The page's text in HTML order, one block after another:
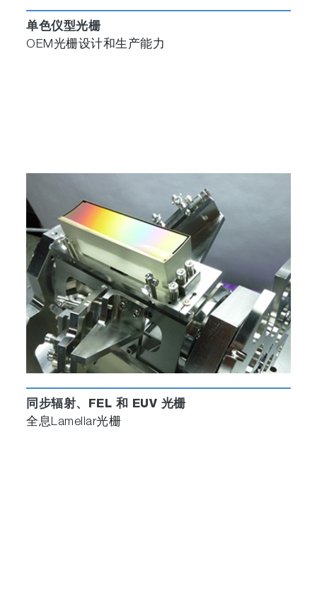
单色仪型光栅
OEM光栅设计和生产能力
同步辐射、FEL 和 EUV 光栅
全息Lamellar光栅